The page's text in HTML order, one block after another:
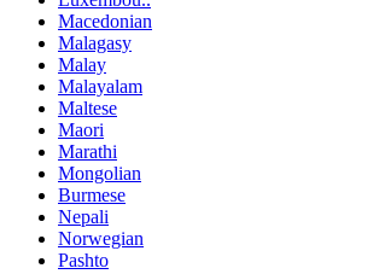
Macedonian
Malagasy
Malay
Malayalam
Maltese
Maori
Marathi
Mongolian
Burmese
Nepali
Norwegian
Pashto